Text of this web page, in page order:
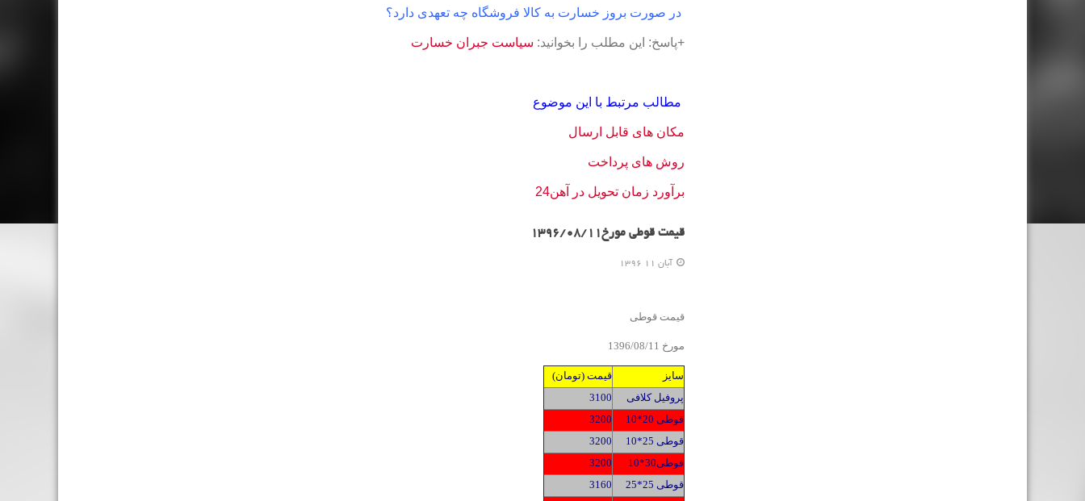
در صورت بروز خسارت به کالا فروشگاه چه تعهدی دارد؟
+پاسخ: این مطلب را بخوانید: سیاست جبران خسارت
مطالب مرتبط با این موضوع
مکان های قابل ارسال
روش های پرداخت
برآورد زمان تحویل در آهن24
قیمت قوطی مورخ1396/08/11
آبان 11 1396
قیمت قوطی
مورخ 1396/0 8/11
سایز
قیمت (تومان)
پروفیل کلافی
3100
قوطی 20*10
3200
قوطی 25*10
3200
قوطی30*10
3200
قوطی 25*25
3160